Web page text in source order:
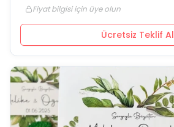
Fiyat bilgisi için üye olun
Ücretsiz Teklif Al